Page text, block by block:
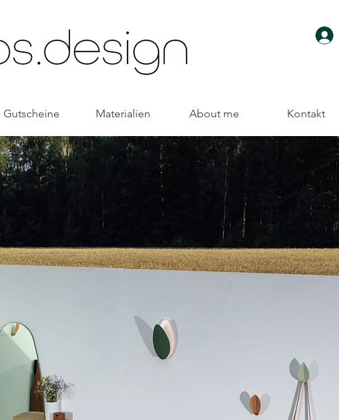
Gutscheine Materialien About me Kontakt